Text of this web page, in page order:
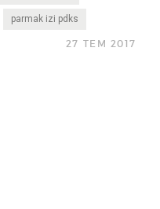
parmak izi pdks
27 TEM 2017